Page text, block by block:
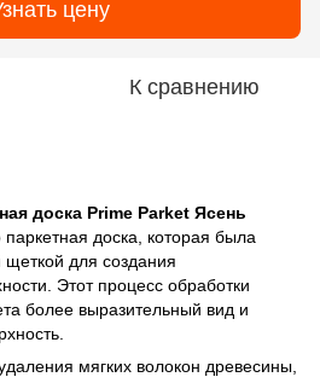
цену
К сравнению
доска Prime Parket Ясень
паркетная доска, которая была
для создания
Этот процесс обработки
более выразительный вид и
мягких волокон древесины,